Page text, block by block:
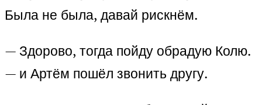
Была не была, давай рискнём.
— Здорово, тогда пойду обрадую Колю.
— и Артём пошёл звонить другу.